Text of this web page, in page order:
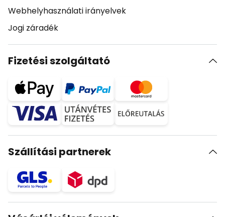
Webhelyhasználati irányelvek
Jogi záradék
Fizetési szolgáltató
Szállítási partnerek